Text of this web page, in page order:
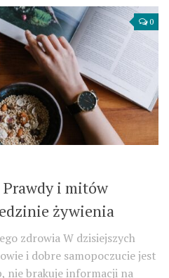
0
Prawdy i mitów
żywienia
zdrowia W dzisiejszych
i dobre samopoczucie jest
nie brakuje informacji na